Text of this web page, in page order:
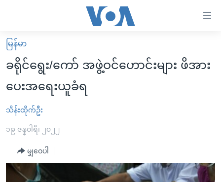
လွယ်ကူ
စေ
များ
ပင်မ
ကျော်
မူလစာမျက်နှာ
မြန်မာ
ကမ္ဘာ့သတင်းများ
နိုင်ငံတကာ
အမေရိကန်
အစ္စရေး-ပါလက်စတိုင်း
ဗွီဒီယို
သတင်းလွတ်လပ်ခွင့်
အင်္ဂလိပ်စာလေ့လာမယ်
အမေရိကန်သုံးအီဒီယံ
အပတ်စဉ်ကဏ္ဍများ
မြန်မာ
ခရိုင်ရွေး/ကော် အဖွဲ့ဝင်ဟောင်းများ ဖိအား
ပေးအရေးယူခံရ
သိန်းထိုက်ဦး
၁၉ ဇန္နဝါရီ၊ ၂၀၂၂
မျှဝေပါ